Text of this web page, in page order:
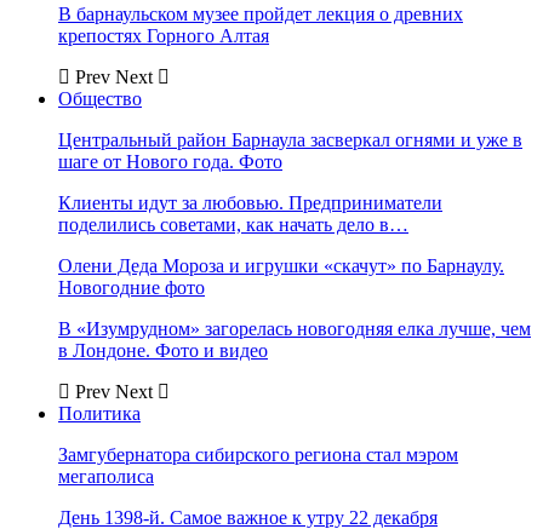
В барнаульском музее пройдет лекция о древних
крепостях Горного Алтая
Prev Next
Общество
Центральный район Барнаула засверкал огнями и уже в
шаге от Нового года. Фото
Клиенты идут за любовью. Предприниматели
поделились советами, как начать дело в…
Олени Деда Мороза и игрушки «скачут» по Барнаулу.
Новогодние фото
В «Изумрудном» загорелась новогодняя елка лучше, чем
в Лондоне. Фото и видео
Prev Next
Политика
Замгубернатора сибирского региона стал мэром
мегаполиса
День 1398-й. Самое важное к утру 22 декабря